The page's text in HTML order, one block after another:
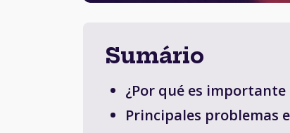
Sumário
¿Por qué es importante
Principales problemas